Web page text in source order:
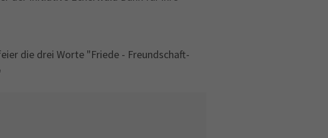
die drei Worte "Friede - Freundschaft-